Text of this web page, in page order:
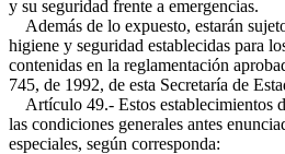
y su seguridad frente a emergencias.
Además de lo expuesto, estarán
higiene y seguridad establecidas para
contenidas en la reglamentación
745, de 1992, de esta Secretaría de
Artículo 49.- Estos establecimientos
las condiciones generales antes
especiales, según corresponda: